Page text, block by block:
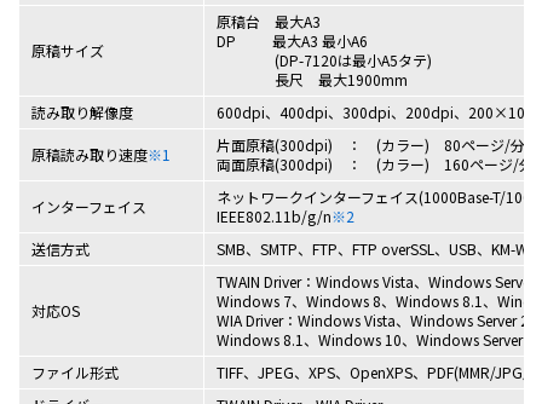
原稿サイズ
原稿台 最大A3
DP 最大A3 最小A6
(DP-7120は最小A5タテ)
長尺 最大1900mm
読み取り解像度
600dpi、400dpi、300dpi、200dpi、
原稿読み取り速度※1
片面原稿(300dpi) ： (カラー) 80ページ/分
両面原稿(300dpi) ： (カラー) 160ページ/分
インターフェイス
ネットワークインターフェイス(1000Base-T/
IEEE802.11b/g/n※2
送信方式
SMB、SMTP、FTP、FTP overSSL、USB、KM-
対応OS
TWAIN Driver：Windows Vista、Windows
Windows 7、Windows 8、Windows 8.1、
WIA Driver：Windows Vista、Windows Server
Windows 8.1、Windows 10、Windows Server
ファイル形式
TIFF、JPEG、XPS、OpenXPS、PDF(MMR/JPG